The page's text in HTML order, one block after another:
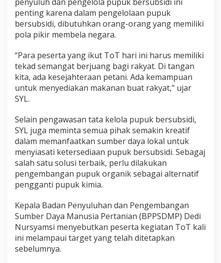
penting karena dalam pengelolaan pupuk
bersubsidi, dibutuhkan orang-orang yang memiliki
pola pikir membela negara.
“Para peserta yang ikut ToT hari ini harus memiliki
tekad semangat berjuang bagi rakyat. Di tangan
kita, ada kesejahteraan petani. Ada kemampuan
untuk menyediakan makanan buat rakyat,” ujar
SYL.
Selain pengawasan tata kelola pupuk bersubsidi,
SYL juga meminta semua pihak semakin kreatif
dalam memanfaatkan sumber daya lokal untuk
menyiasati ketersediaan pupuk bersubsidi. Sebagaj
salah satu solusi terbaik, perlu dilakukan
pengembangan pupuk organik sebagai alternatif
pengganti pupuk kimia.
Kepala Badan Penyuluhan dan Pengembangan
Sumber Daya Manusia Pertanian (BPPSDMP) Dedi
Nursyamsi menyebutkan peserta kegiatan ToT kali
ini melampaui target yang telah ditetapkan
sebelumnya.